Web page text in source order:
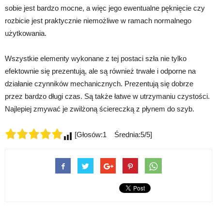
sobie jest bardzo mocne, a więc jego ewentualne pęknięcie czy
rozbicie jest praktycznie niemożliwe w ramach normalnego
użytkowania.
Wszystkie elementy wykonane z tej postaci szła nie tylko
efektownie się prezentują, ale są również trwałe i odporne na
działanie czynników mechanicznych. Prezentują się dobrze
przez bardzo długi czas. Są także łatwe w utrzymaniu czystości.
Najlepiej zmywać je zwilżoną ściereczką z płynem do szyb.
[Głosów:1 Średnia:5/5]